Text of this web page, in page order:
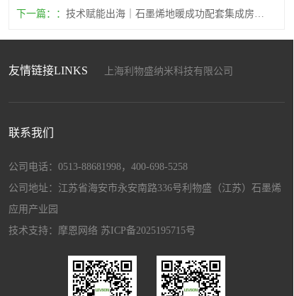
下一篇：
友情链接LINKS
上海利物盛纳米科技有限公司
联系我们
公司电话：0513-88681998，400-698-5258
公司地址：江苏省海安市永安南路336号利物盛（江苏）石墨烯
应用产业园
技术支持： 摩恩网络 苏ICP备2025195715号